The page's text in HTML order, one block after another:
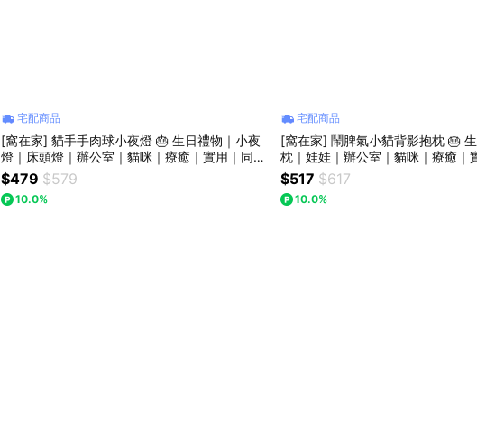
宅配商品
[窩在家] 貓手手肉球小夜燈 🎂 生日禮物｜小夜
燈｜床頭燈｜辦公室｜貓咪｜療癒｜實用｜同事
｜上班族｜貓奴｜女生禮物｜獅子座｜七夕禮物
｜禮盒｜父親節
$479 $579
10.0%
宅配商品
[窩在家] 鬧脾氣小貓背影抱枕 🎂
枕｜娃娃｜辦公室｜貓咪｜療癒｜
上班族｜貓奴｜獅子座｜七夕禮物
$517 $617
10.0%